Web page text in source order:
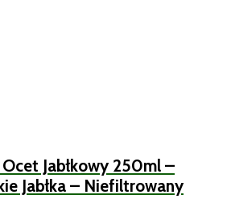
Jabłkowy 250ml –
Jabłka – Niefiltrowany